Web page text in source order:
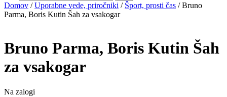
Domov /Uporabne vede, priročniki / Šport, prosti čas / Bruno
Parma, Boris Kutin Šah za vsakogar
Bruno Parma, Boris Kutin Šah
za vsakogar
Na zalogi